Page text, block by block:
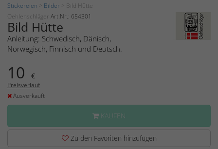
Stickereien Bilder > Bild Hütte
Oehlenschläger Art.Nr.: 654301
Bild Hütte
Anleitung: Schwedisch, Dänisch,
Norwegisch, Finnisch und Deutsch.
10 €
Preisverlauf
Ausverkauft
KAUFEN
Zu den Favoriten hinzufügen